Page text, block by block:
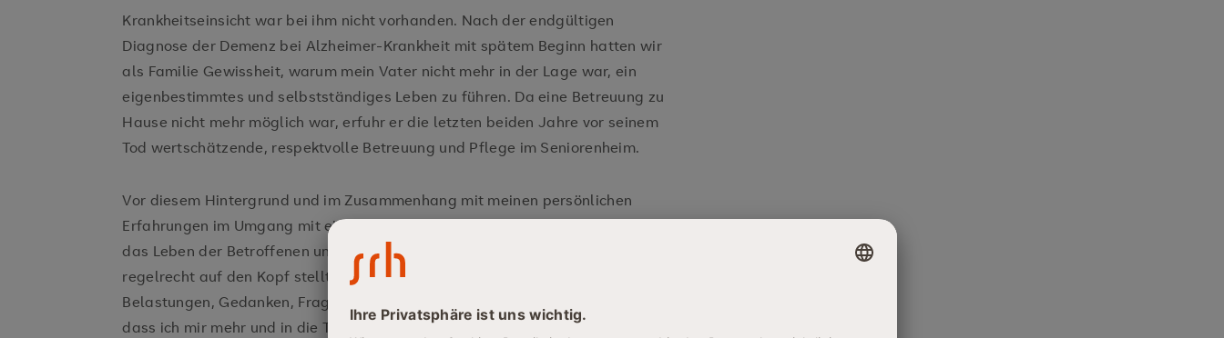
Krankheitseinsicht war bei ihm nicht vorhanden. Nach der endgültigen
Diagnose der Demenz bei Alzheimer-Krankheit mit spätem Beginn hatten wir
als Familie Gewissheit, warum mein Vater nicht mehr in der Lage war, ein
eigenbestimmtes und selbstständiges Leben zu führen. Da eine Betreuung zu
Hause nicht mehr möglich war, erfuhr er die letzten beiden Jahre vor seinem
Tod wertschätzende, respektvolle Betreuung und Pflege im Seniorenheim.
Vor diesem Hintergrund und im Zusammenhang mit meinen persönlichen
Erfahrungen im Umgang mit einer derart herausfordernden Erkrankung, die
das Leben der Betroffenen und auch das der direkten Angehörigen
regelrecht auf den Kopf stellt und den daraus resultierenden Erkenntnissen,
Belastungen, Gedanken, Fragen, Sorgen und Bedenken wurde mir bewusst,
dass ich mir mehr und in die Tiefe gehendes Wissen über die Erkrankung an